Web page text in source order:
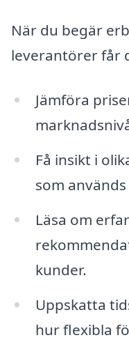
När du begär
leverantörer får
Jämföra
Få insikt i
som
Läsa om
kunder.
Uppskatta
hur flexibla